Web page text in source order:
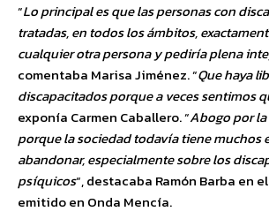
“Lo principal es que las personas con
tratadas, en todos los ámbitos,
cualquier otra persona y pediría plena
comentaba Marisa Jiménez. “Que haya
discapacitados porque a veces sentimos
exponía Carmen Caballero. “Abogo por
porque la sociedad todavía tiene muchos
abandonar, especialmente sobre los
psíquicos“, destacaba Ramón Barba en
emitido en Onda Mencía.